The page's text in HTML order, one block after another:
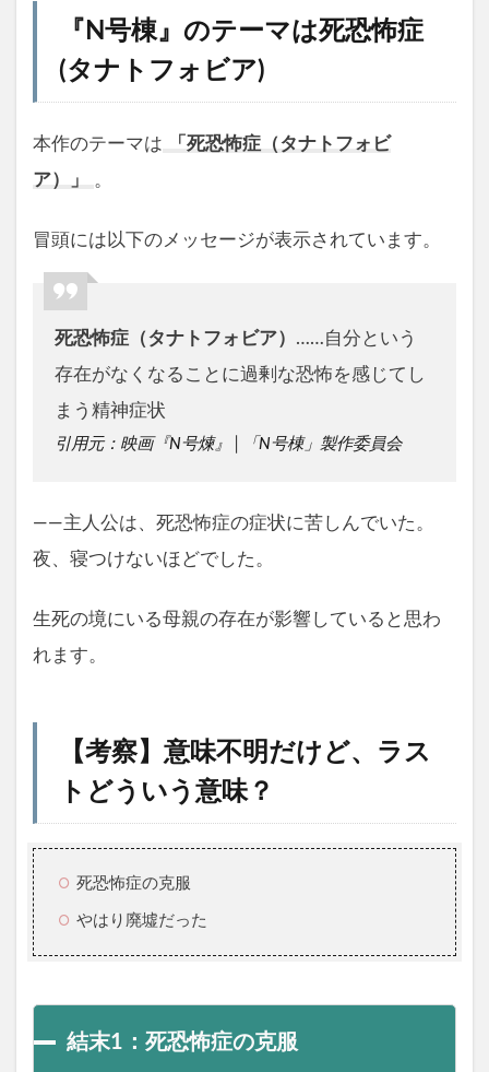
『N号棟』のテーマは死恐怖症
(タナトフォビア)
本作のテーマは 「死恐怖症（タナトフォビ
ア）」 。
冒頭には以下のメッセージが表示されています。
死恐怖症（タナトフォビア） ……自分という
存在がなくなることに過剰な恐怖を感じてし
まう精神症状
引用元：映画『N号煉』│「N号棟」製作委員会
――主人公は、死恐怖症の症状に苦しんでいた。
夜、寝つけないほどでした。
生死の境にいる母親の存在が影響していると思わ
れます。
【考察】意味不明だけど、ラス
トどういう意味？
死恐怖症の克服
やはり廃墟だった
結末1：死恐怖症の克服